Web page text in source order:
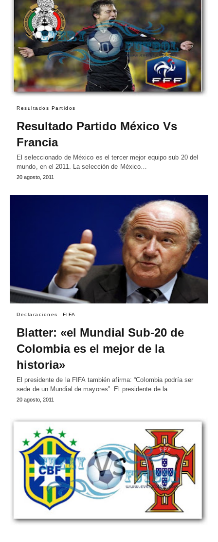
Resultados Partidos
Resultado Partido México Vs
Francia
El seleccionado de México es el tercer mejor equipo sub 20 del
mundo, en el 2011. La selección de México…
20 agosto, 2011
Declaraciones FIFA
Blatter: «el Mundial Sub-20 de
Colombia es el mejor de la
historia»
El presidente de la FIFA también afirma: “Colombia podría ser
sede de un Mundial de mayores”. El presidente de la…
20 agosto, 2011